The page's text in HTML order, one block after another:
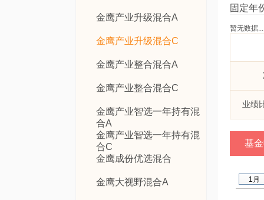
金鹰产业升级混合A
金鹰产业升级混合C
金鹰产业整合混合A
金鹰产业整合混合C
金鹰产业智选一年持有混
合A
金鹰产业智选一年持有混
合C
金鹰成份优选混合
金鹰大视野混合A
固定年
暂无数据...
业绩
基
1月